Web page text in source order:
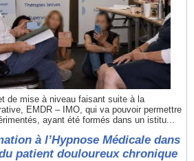
de mise à niveau faisant suite à la
EMDR – IMO, qui va pouvoir permettre
ayant été formés dans un istitu...
à l’Hypnose Médicale dans
patient douloureux chronique